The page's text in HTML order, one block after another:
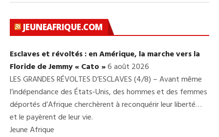
JEUNEAFRIQUE.COM
Esclaves et révoltés : en Amérique, la marche vers la
Floride de Jemmy « Cato »6 août 2026
LES GRANDES RÉVOLTES D’ESCLAVES (4/8) – Avant même
l’indépendance des États-Unis, des hommes et des femmes
déportés d’Afrique cherchèrent à reconquérir leur liberté…
et le payèrent de leur vie.
Jeune Afrique